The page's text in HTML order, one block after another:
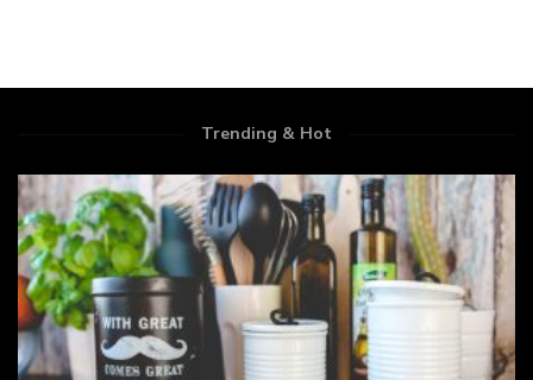
Trending & Hot